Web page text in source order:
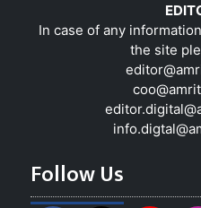
In case of any
the site
Follow Us